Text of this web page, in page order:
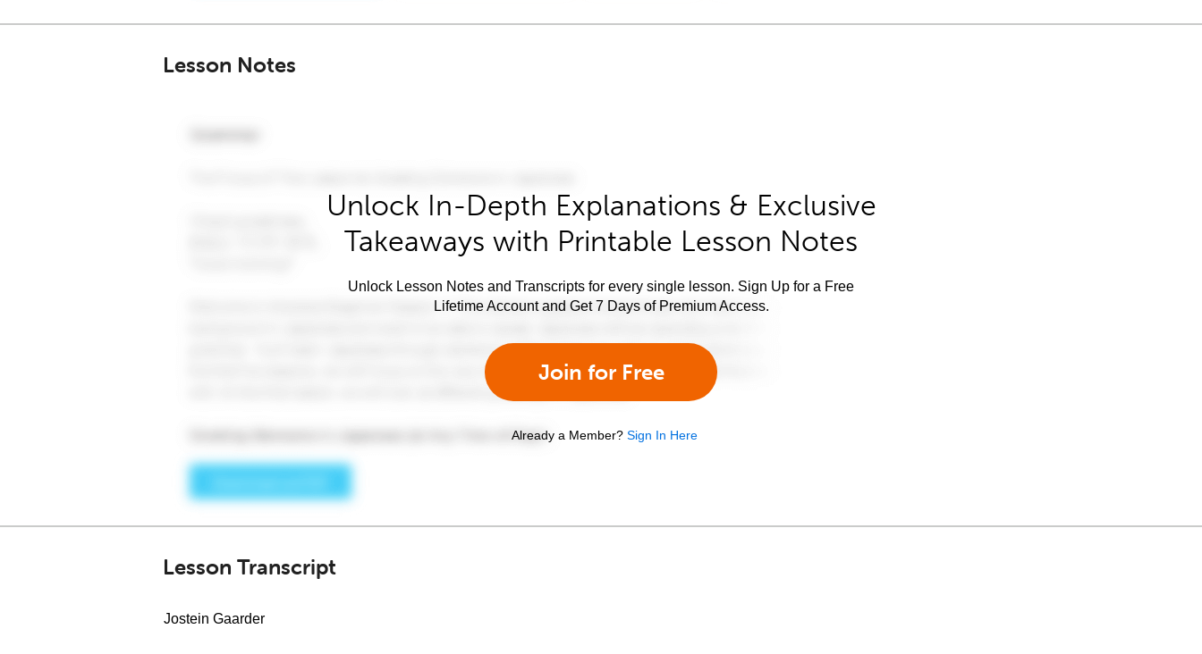
Lesson Notes
Unlock In-Depth Explanations & Exclusive
Takeaways with Printable Lesson Notes
Unlock Lesson Notes and Transcripts for every single lesson. Sign Up for a Free
Lifetime Account and Get 7 Days of Premium Access.
Join for Free
Already a Member? Sign In Here
Lesson Transcript
Jostein Gaarder